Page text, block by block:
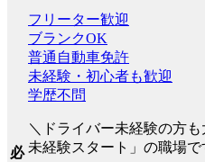
必
フリーター歓迎
ブランクOK
普通自動車免許
未経験・初心者も歓迎
学歴不問
＼ドライバー未経験の方
未経験スタート」の職場